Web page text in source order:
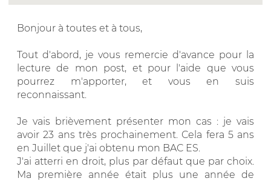
Bonjour à toutes et à tous,
Tout d'abord, je vous remercie d'avance pour la
lecture de mon post, et pour l'aide que vous
pourrez m'apporter, et vous en suis
reconnaissant.
Je vais brièvement présenter mon cas : je vais
avoir 23 ans très prochainement. Cela fera 5 ans
en Juillet que j'ai obtenu mon BAC ES.
J'ai atterri en droit, plus par défaut que par choix.
Ma première année était plus une année de